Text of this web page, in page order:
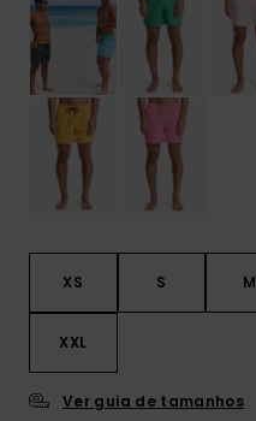
XS S M
XXL
Ver guia de tamanhos